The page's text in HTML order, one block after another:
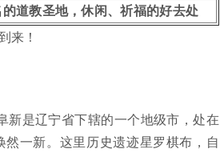
道教圣地，休闲、祈福的好去处
来！
新是辽宁省下辖的一个地级市，处在
一新。这里历史遗迹星罗棋布，自